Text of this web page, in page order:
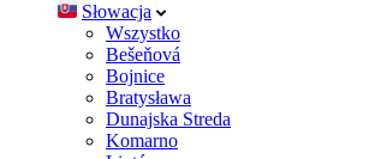
Słowacja
Wszystko
Bešeňová
Bojnice
Bratysława
Dunajska Streda
Komarno